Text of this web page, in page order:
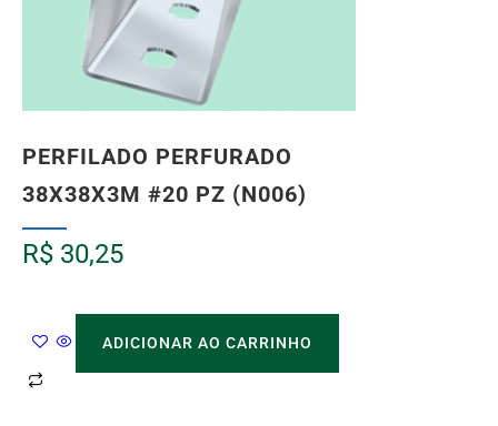
PERFILADO PERFURADO
38X38X3M #20 PZ (N006)
R$ 30,25
ADICIONAR AO CARRINHO